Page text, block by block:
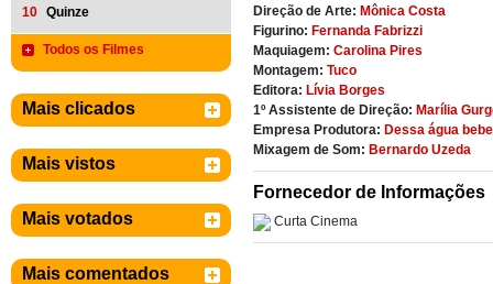
10 Quinze
Todos os Filmes
Mais clicados
Mais vistos
Mais votados
Mais comentados
Direção de Arte: Mônica Costa
Figurino: Fernanda Fabrizzi
Maquiagem: Carolina Pires
Montagem: Tuco
Editora: Lívia Borges
1º Assistente de Direção: Marília
Empresa Produtora: Dessa água
Mixagem de Som: Bernardo Uzeda
Fornecedor de Informações
Curta Cinema